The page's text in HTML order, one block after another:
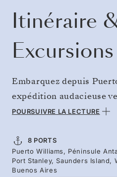
Itinéraire
Excursions
Embarquez depuis
expédition audacieuse
delà. Traversez le
icebergs antarctiques et
glaciers, puis
enneigés de la Géorgie
POURSUIVRE LA LECTURE
8 PORTS
Puerto Williams, Péninsule
Port Stanley, Saunders Island,
Buenos Aires